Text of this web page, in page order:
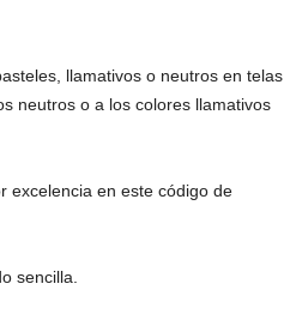
llamativos o neutros en telas
neutros o a los colores llamativos
excelencia en este código de
sencilla.